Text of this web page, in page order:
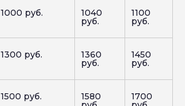
1000 руб. 1040
руб.
1100
руб.
1300 руб. 1360
руб.
1450
руб.
1500 руб. 1580 1700